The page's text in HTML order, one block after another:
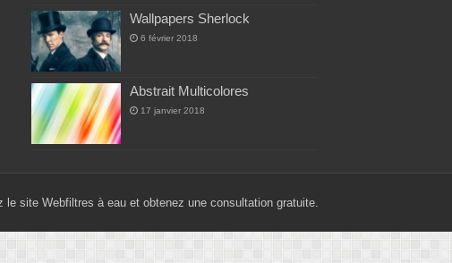
Wallpapers Sherlock
6 février 2018
Abstrait Multicolores
17 janvier 2018
le site Webfiltres à eauet obtenez une consultation gratuite.